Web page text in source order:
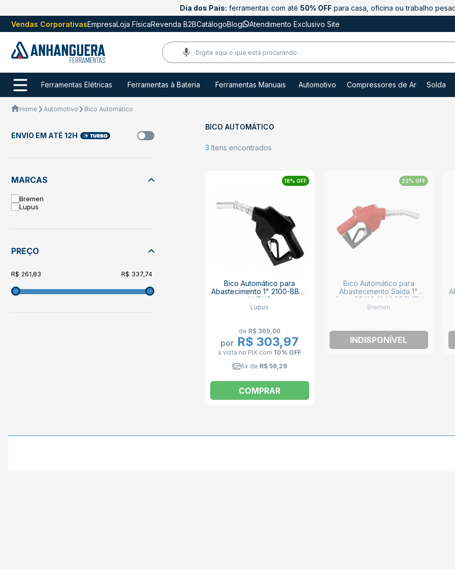
Dia dos Pais: ferramentas com até 50% OFF para casa, oficina ou trabalho
Vendas CorporativasEmpresaLoja FísicaRevenda B2BCatálogoBlog Atendimento Exclusivo Site
Ferramentas Elétricas Ferramentas à Bateria Ferramentas Manuais Automotivo Compressores de Ar Solda
Home Automotivo Bico Automático
ENVIO EM ATÉ 12H
MARCAS
Bremen
Lupus
PREÇO
261,83 337,74
BICO AUTOMÁTICO
3 Itens encontrados
18% OFF
Bico Automático para
Abastecimento 1" 2100-BB05
LUPUS
Lupus
de R$ 369,00
por R$ 303,97
à vista no PIX com 10% OFF
6x de R$ 56,29
COMPRAR
23% OFF
Bico Automático para
Abastecimento Saída 1"
Curto BR120 1843 BREMEN
Bremen
INDISPONÍVEL